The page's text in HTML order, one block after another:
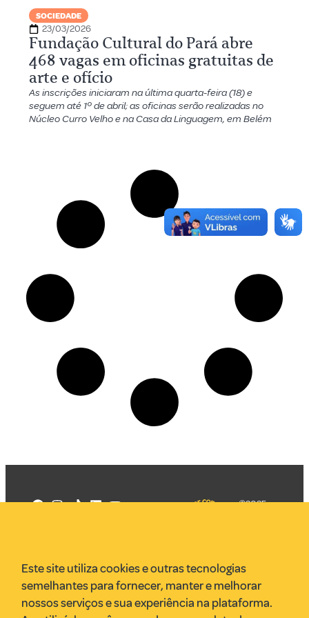
SOCIEDADE
23/03/2026
Fundação Cultural do Pará abre
468 vagas em oficinas gratuitas de
arte e ofício
As inscrições iniciaram na última quarta-feira (18) e
seguem até 1º de abril; as oficinas serão realizadas no
Núcleo Curro Velho e na Casa da Linguagem, em Belém
VR Assessoria
Parcerias
Envie uma pauta
©2025
Este site utiliza cookies e outras tecnologias
semelhantes para fornecer, manter e melhorar
nossos serviços e sua experiência na plataforma.